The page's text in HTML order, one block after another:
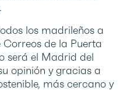
.
los madrileños a
de la Puerta
será el Madrid del
opinión y gracias a
más cercano y